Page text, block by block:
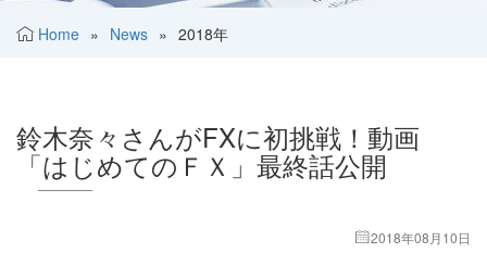
Home » News » 2018年
鈴木奈々さんがFXに初挑戦！動画
「はじめてのＦＸ」最終話公開
2018年08月10日